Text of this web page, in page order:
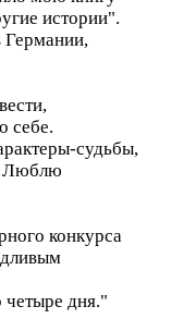
истории".
Германии,
себе.
судьбы,
Люблю
конкурса
дня."